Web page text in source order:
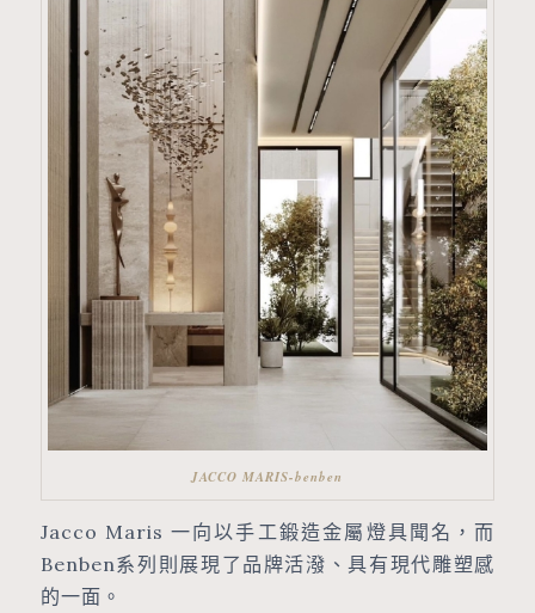
JACCO MARIS-benben
Jacco Maris 一向以手工鍛造金屬燈具聞名，而
Benben系列則展現了品牌活潑、具有現代雕塑感
的一面。